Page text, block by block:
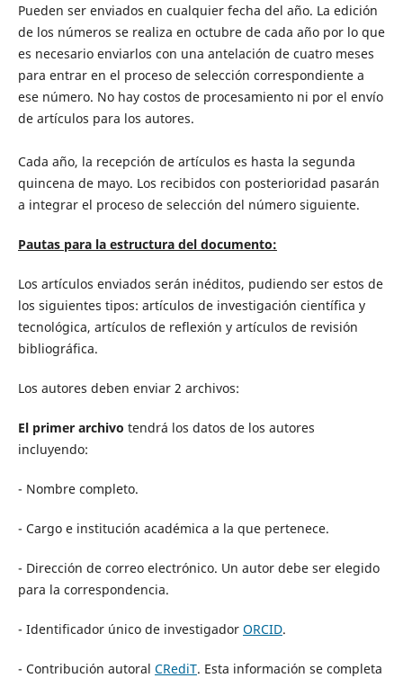
Pueden ser enviados en cualquier fecha del año. La edición
de los números se realiza en octubre de cada año por lo que
es necesario enviarlos con una antelación de cuatro meses
para entrar en el proceso de selección correspondiente a
ese número. No hay costos de procesamiento ni por el envío
de artículos para los autores.
Cada año, la recepción de artículos es hasta la segunda
quincena de mayo. Los recibidos con posterioridad pasarán
a integrar el proceso de selección del número siguiente.
Pautas para la estructura del documento:
Los artículos enviados serán inéditos, pudiendo ser estos de
los siguientes tipos: artículos de investigación científica y
tecnológica, artículos de reflexión y artículos de revisión
bibliográfica.
Los autores deben enviar 2 archivos:
El primer archivo tendrá los datos de los autores
incluyendo:
- Nombre completo.
- Cargo e institución académica a la que pertenece.
- Dirección de correo electrónico. Un autor debe ser elegido
para la correspondencia.
- Identificador único de investigador ORCID.
- Contribución autoral CRediT. Esta información se completa